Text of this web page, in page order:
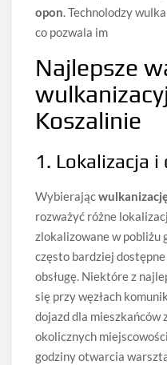
opon. Technolodzy
co pozwala im
Najlepsze
Koszalinie
1. Lokalizacja
Wybierając
rozważyć różne
zlokalizowane w pobliżu
często bardziej
obsługę. Niektóre z
się przy węzłach
dojazd dla mieszkańców
okolicznych
godziny otwarcia